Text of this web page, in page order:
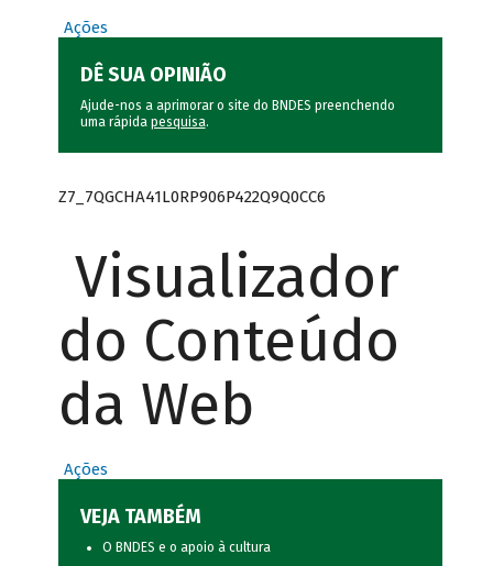
Ações
DÊ SUA OPINIÃO
Ajude-nos a aprimorar o site do BNDES preenchendo
uma rápida pesquisa.
Z7_7QGCHA41L0RP906P422Q9Q0CC6
Visualizador
do Conteúdo
da Web
Ações
VEJA TAMBÉM
O BNDES e o apoio à cultura